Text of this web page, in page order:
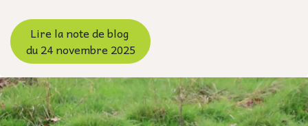
Lire la note de blog
du 24 novembre 2025